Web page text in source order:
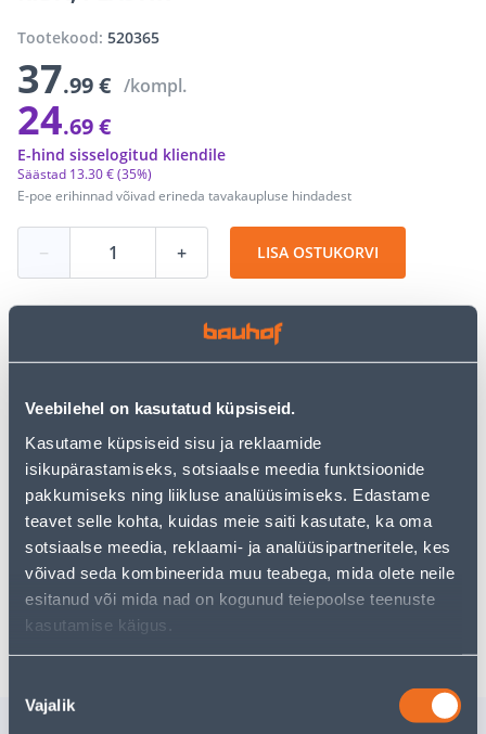
Veebilehel on kasutatud küpsiseid.
Kasutame küpsiseid sisu ja reklaamide
isikupärastamiseks, sotsiaalse meedia funktsioonide
pakkumiseks ning liikluse analüüsimiseks. Edastame
teavet selle kohta, kuidas meie saiti kasutate, ka oma
sotsiaalse meedia, reklaami- ja analüüsipartneritele, kes
võivad seda kombineerida muu teabega, mida olete neile
esitanud või mida nad on kogunud teiepoolse teenuste
kasutamise käigus.
valik
Vajalik
Tootekood: 520365
37.99 € /kompl.
24.69 €
E-poe erihinnad võivad erineda tavakaupluse hindadest
Säästad 13.30 €(35%)
E-hind sisselogitud kliendile
− + LISA OSTUKORVI
Vaata saadavust
• Komplektis liugur koos 56 konksuga, nurgad siini
lõpetamiseks ning kinnitusvahendite komplekt.
• 14-päevane tagastusõigus.
Poest kätte, alates 08.08.2026
Eeldatav kojuvedu al. 16,90 € al. 2-5 tööpäeva